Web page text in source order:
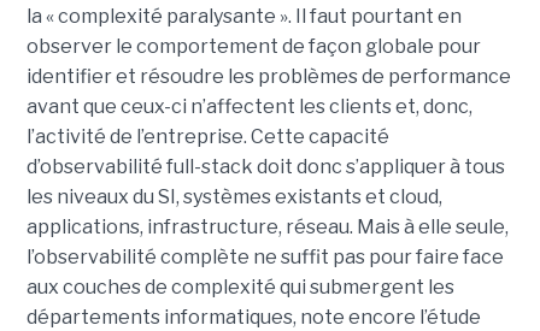
la « complexité paralysante ». Il faut pourtant en
observer le comportement de façon globale pour
identifier et résoudre les problèmes de performance
avant que ceux-ci n’affectent les clients et, donc,
l’activité de l’entreprise. Cette capacité
d’observabilité full-stack doit donc s’appliquer à tous
les niveaux du SI, systèmes existants et cloud,
applications, infrastructure, réseau. Mais à elle seule,
l’observabilité complète ne suffit pas pour faire face
aux couches de complexité qui submergent les
départements informatiques, note encore l’étude